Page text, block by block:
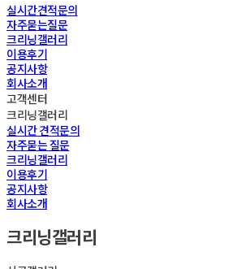
실시간견적문의
자주묻는질문
크리닝갤러리
이용후기
공지사항
회사소개
고객센터
크리닝갤러리
실시간 견적문의
자주묻는 질문
크리닝갤러리
이용후기
공지사항
회사소개
크리닝갤러리